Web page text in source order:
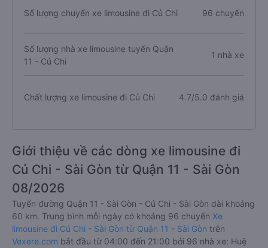
Số lượng chuyến xe limousine đi Củ Chi 96 chuyến
Số lượng nhà xe limousine tuyến Quận
11 - Củ Chi
1 nhà xe
Chất lượng xe limousine đi Củ Chi 4.7/5.0 đánh giá
Giới thiệu về các dòng xe limousine đi
Củ Chi - Sài Gòn từ Quận 11 - Sài Gòn
08/2026
Tuyến đường Quận 11 - Sài Gòn - Củ Chi - Sài Gòn dài khoảng
60 km. Trung bình mỗi ngày có khoảng 96 chuyến Xe
limousine đi Củ Chi - Sài Gòn từ Quận 11 - Sài Gòn trên
Vexere.com bắt đầu từ 04:00 đến 21:00 bởi 96 nhà xe: Huệ